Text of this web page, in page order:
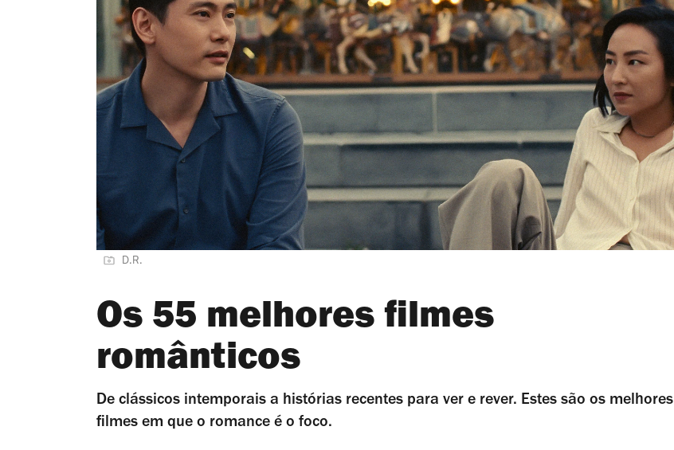
D.R.
Os 55 melhores filmes
românticos
De clássicos intemporais a histórias recentes para ver e rever. Estes são os melhores
filmes em que o romance é o foco.